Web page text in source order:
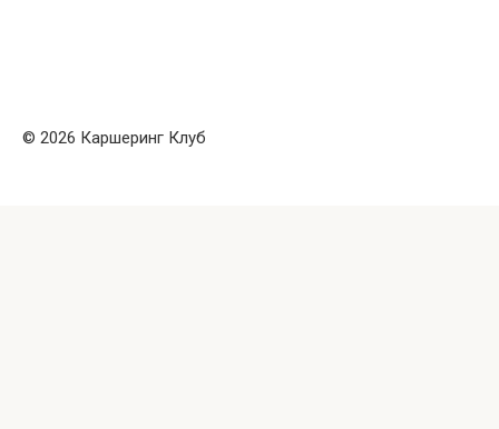
© 2026 Каршеринг Клуб